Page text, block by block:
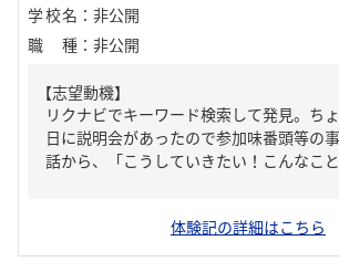
学校名 ： 非公開
職種 ： 非公開
【志望動機】
リクナビでキーワード検索して発見。ち
日に説明会があったので参加味番頭等の
話から、「こうしていきたい！こんなこ
体験記の詳細はこちら